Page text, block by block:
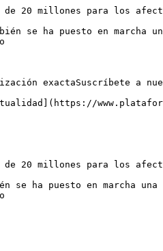
20 millones para los
se ha puesto en
exactaSuscríbete a
20 millones para los
se ha puesto en marcha